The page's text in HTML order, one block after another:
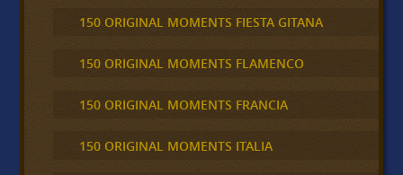
150 ORIGINAL MOMENTS FIESTA GITANA
150 ORIGINAL MOMENTS FLAMENCO
150 ORIGINAL MOMENTS FRANCIA
150 ORIGINAL MOMENTS ITALIA